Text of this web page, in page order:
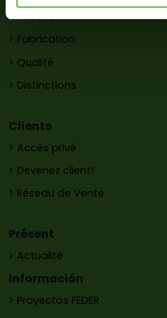
> Histoire
> Fabrication
> Qualité
> Distinctions
Clients
> Accès privé
> Devenez client!
> Réseau de Vente
Présent
> Actualité
Información
> Proyectos FEDER